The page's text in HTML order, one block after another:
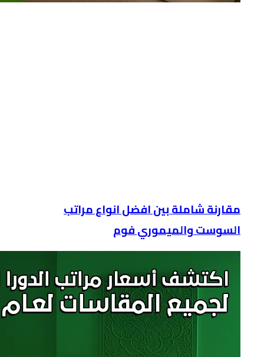
مقارنة شاملة بين افضل انواع مراتب
السوست والميموري فوم